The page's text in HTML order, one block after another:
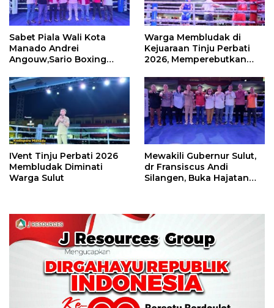
Sabet Piala Wali Kota
Manado Andrei
Angouw,Sario Boxing
Perbati 2026
Warga Membludak di
Kejuaraan Tinju Perbati
2026, Memperebutkan
IVent Tinju Perbati 2026
Membludak Diminati
Warga Sulut
Mewakili Gubernur Sulut,
dr Fransiscus Andi
Silangen, Buka Hajatan